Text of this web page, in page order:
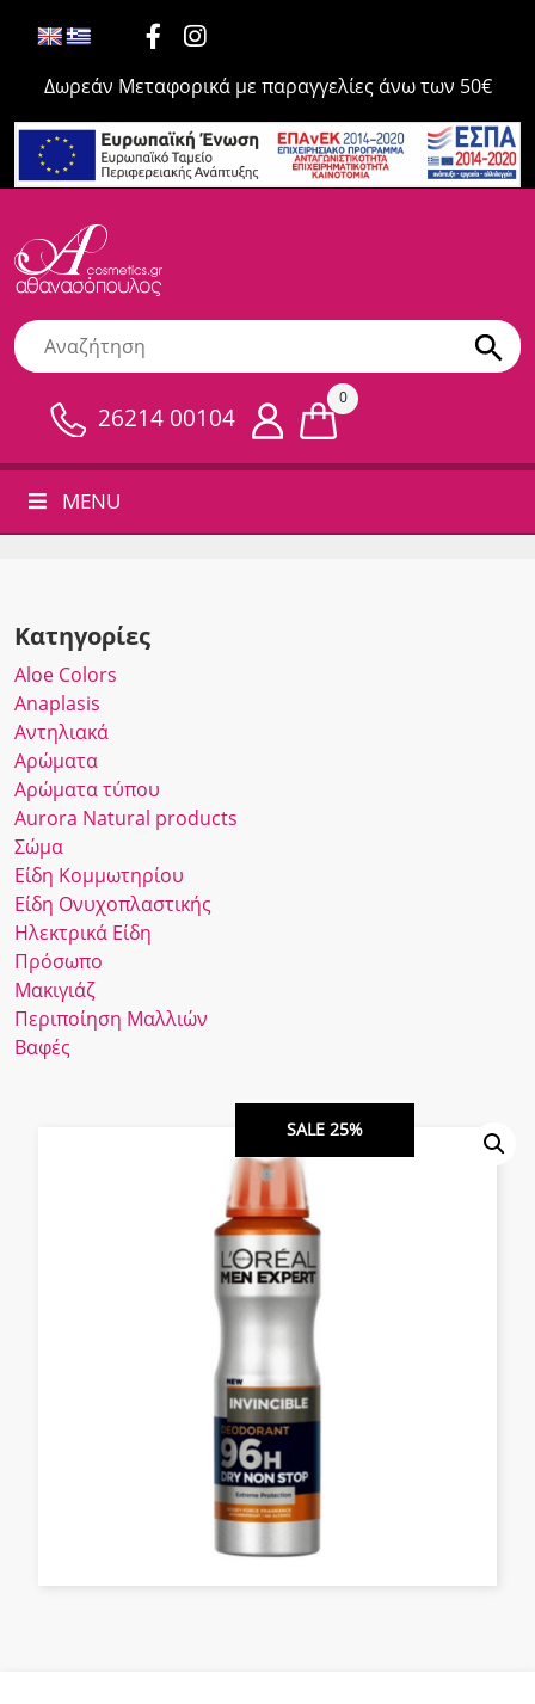
Δωρεάν Μεταφορικά με παραγγελίες άνω των 50€
26214 00104
0
MENU
Κατηγορίες
Αloe Colors
Anaplasis
Αντηλιακά
Αρώματα
Αρώματα τύπου
Αurora Νatural products
Σώμα
Είδη Κομμωτηρίου
Είδη Ονυχοπλαστικής
Ηλεκτρικά Είδη
Πρόσωπο
Μακιγιάζ
Περιποίηση Μαλλιών
Βαφές
SALE 25%